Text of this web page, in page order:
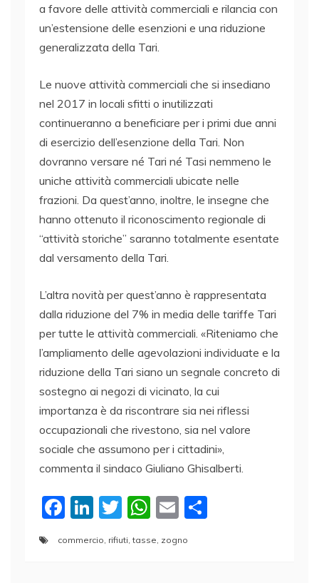
a favore delle attività commerciali e rilancia con
un’estensione delle esenzioni e una riduzione
generalizzata della Tari.
Le nuove attività commerciali che si insediano
nel 2017 in locali sfitti o inutilizzati
continueranno a beneficiare per i primi due anni
di esercizio dell’esenzione della Tari. Non
dovranno versare né Tari né Tasi nemmeno le
uniche attività commerciali ubicate nelle
frazioni. Da quest’anno, inoltre, le insegne che
hanno ottenuto il riconoscimento regionale di
“attività storiche” saranno totalmente esentate
dal versamento della Tari.
L’altra novità per quest’anno è rappresentata
dalla riduzione del 7% in media delle tariffe Tari
per tutte le attività commerciali. «Riteniamo che
l’ampliamento delle agevolazioni individuate e la
riduzione della Tari siano un segnale concreto di
sostegno ai negozi di vicinato, la cui
importanza è da riscontrare sia nei riflessi
occupazionali che rivestono, sia nel valore
sociale che assumono per i cittadini»,
commenta il sindaco Giuliano Ghisalberti.
F
c
Li
n
k
T
w
itt
W
at
E
ai
commercio rifiuti ,tasse zogno